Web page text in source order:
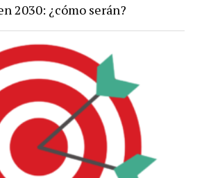
2030: ¿cómo serán?